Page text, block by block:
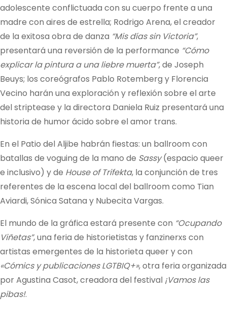
adolescente conflictuada con su cuerpo frente a una
madre con aires de estrella; Rodrigo Arena, el creador
de la exitosa obra de danza “Mis días sin Victoria”,
presentará una reversión de la performance “Cómo
explicar la pintura a una liebre muerta”, de Joseph
Beuys; los coreógrafos Pablo Rotemberg y Florencia
Vecino harán una exploración y reflexión sobre el arte
del striptease y la directora Daniela Ruiz presentará una
historia de humor ácido sobre el amor trans.
En el Patio del Aljibe habrán fiestas: un ballroom con
batallas de voguing de la mano de Sassy(espacio queer
e inclusivo) y de House of Trifekta, la conjunción de tres
referentes de la escena local del ballroom como Tian
Aviardi, Sónica Satana y Nubecita Vargas.
El mundo de la gráfica estará presente con “Ocupando
Viñetas”, una feria de historietistas y fanzinerxs con
artistas emergentes de la historieta queer y con
«Cómics y publicaciones LGTBIQ+», otra feria organizada
por Agustina Casot, creadora del festival ¡Vamos las
pibas!.